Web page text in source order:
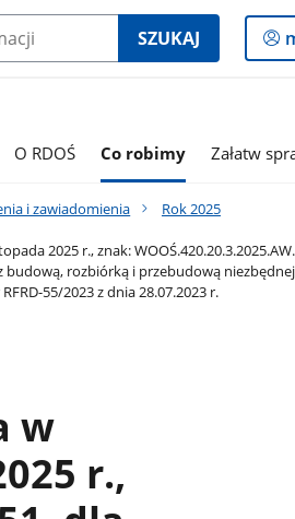
SZUKAJ
O RDOŚ Co robimy Załatw
i zawiadomienia
Rok 2025
2025 r., znak:
rozbiórką i przebudową
55/2023 z dnia 28.07.2023 r.
w
r.,